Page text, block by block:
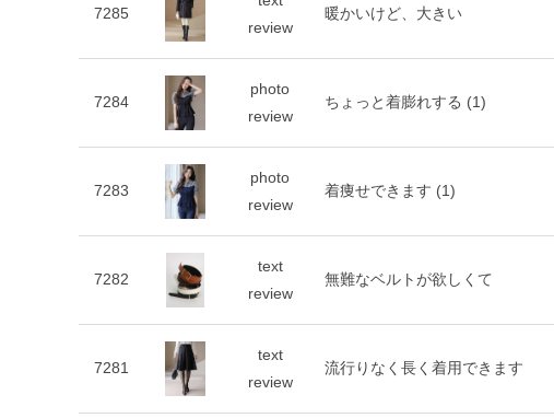
7285
review
暖かいけど、大きい
7284
photo
review
ちょっと着膨れする (1)
7283
photo
review
着痩せできます (1)
7282
text
review
無難なベルトが欲しくて
7281
text
review
流行りなく長く着用できます